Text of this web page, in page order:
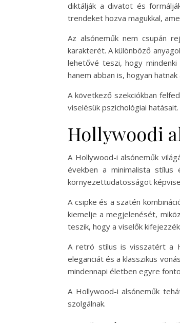
diktálják a divatot és
trendeket hozva magukkal,
Az alsóneműk nem csupán
karakterét. A különböző
lehetővé teszi, hogy
hanem abban is, hogyan
A következő szekciókban
viselésük pszichológiai hatásait.
Hollywoodi
A Hollywood-i alsóneműk
években a minimalista
környezettudatosságot
A csipke és a szatén
kiemelje a megjelenését,
teszik, hogy a viselők
A retró stílus is visszatért a
eleganciát és a klasszikus
mindennapi életben egyre
A Hollywood-i alsóneműk
szolgálnak.